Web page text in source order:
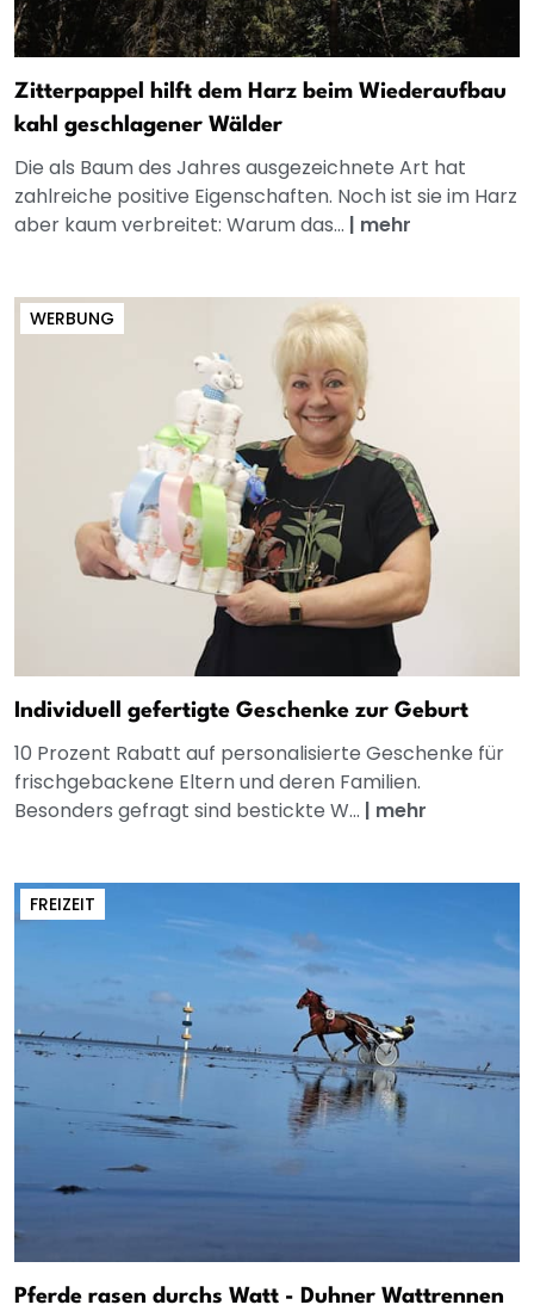
Zitterpappel hilft dem Harz beim Wiederaufbau
kahl geschlagener Wälder
Die als Baum des Jahres ausgezeichnete Art hat
zahlreiche positive Eigenschaften. Noch ist sie im Harz
aber kaum verbreitet: Warum das... | mehr
WERBUNG
Individuell gefertigte Geschenke zur Geburt
10 Prozent Rabatt auf personalisierte Geschenke für
frischgebackene Eltern und deren Familien.
Besonders gefragt sind bestickte W... | mehr
FREIZEIT
Pferde rasen durchs Watt - Duhner Wattrennen